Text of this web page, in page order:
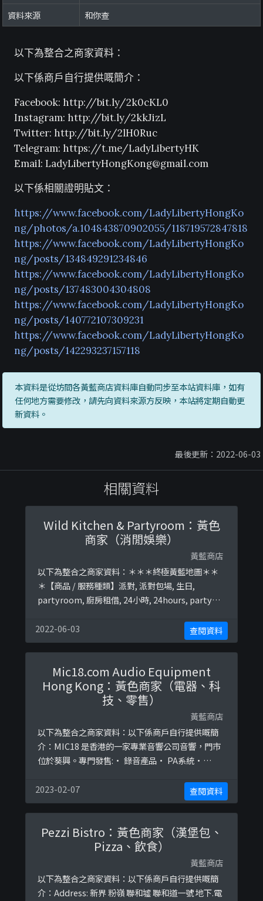
資料來源
和你查
以下為整合之商家資料：
以下係商戶自行提供嘅簡介：
Facebook: http://bit.ly/2k0cKL0
Instagram: http://bit.ly/2kkJizL
Twitter: http://bit.ly/2lH0Ruc
Telegram: https://t.me/LadyLibertyHK
Email: LadyLibertyHongKong@gmail.com
以下係相關證明貼文：
https://www.facebook.com/LadyLibertyHongKo
ng/photos/a.104843870902055/118719572847818
https://www.facebook.com/LadyLibertyHongKo
ng/posts/134849291234846
https://www.facebook.com/LadyLibertyHongKo
ng/posts/137483004304808
https://www.facebook.com/LadyLibertyHongKo
ng/posts/140772107309231
https://www.facebook.com/LadyLibertyHongKo
ng/posts/142293237157118
本資料是從坊間各黃藍商店資料庫自動同步至本站資料庫，如有
任何地方需要修改，請先向資料來源方反映，本站將定期自動更
新資料。
最後更新：2022-06-03
相關資料
Wild Kitchen & Partyroom：黃色
商家（消閒娛樂）
黃藍商店
以下為整合之商家資料：＊＊＊終極黃藍地圖＊＊
＊【商品 / 服務種類】派對, 派對包場, 生日,
partyroom, 廚房租借, 24小時, 24hours, party
場表態給出具體原因。＊＊＊和你查＊＊＊以下係
商戶自行提供嘅簡介：售賣香港製造產品🇭🇰「每
一次你花的錢，都是在為你想要的世界投票。」兩
間出租廚房partyroom享受煮食� ...
2022-06-03 查閱資料
Mic18.com Audio Equipment
Hong Kong：黃色商家（電器、科
技、零售）
黃藍商店
以下為整合之商家資料：以下係商戶自行提供嘅簡
介：MIC18 是香港的一家專業音響公司音響，門市
位於葵興。專門發售:• 錄音產品• PA系統•
mixer___________________________________
__________Shure 產品 (香港/澳門) 代理商
Harman 產品 (香港/澳門) 代理商 ...
2023-02-07 查閱資料
Pezzi Bistro：黃色商家（漢堡包、
Pizza、飲食）
黃藍商店
以下為整合之商家資料：以下係商戶自行提供嘅簡
介：Address: 新界 粉嶺 聯和墟 聯和道一號 地下.電